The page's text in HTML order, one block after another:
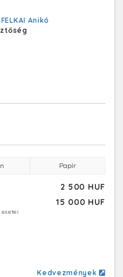
FELKAI Anikó
Papír
2 500 HUF
15 000 HUF
Kedvezmények